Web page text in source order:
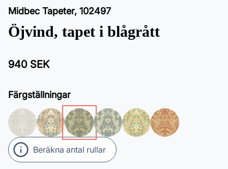
Midbec Tapeter, 102497
Öjvind, tapet i blågrått
940 SEK
Färgställningar
Beräkna antal rullar